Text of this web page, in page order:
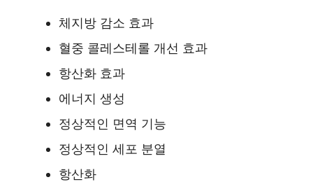
체지방 감소 효과
혈중 콜레스테롤 개선 효과
항산화 효과
에너지 생성
정상적인 면역 기능
정상적인 세포 분열
항산화